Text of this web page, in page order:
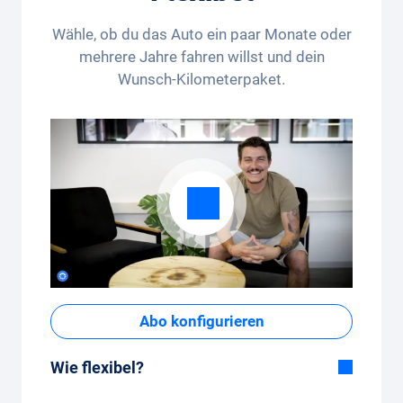
Wähle, ob du das Auto ein paar Monate oder
mehrere Jahre fahren willst und dein
Wunsch-Kilometerpaket.
Abo konfigurieren
Wie flexibel?